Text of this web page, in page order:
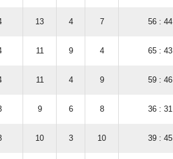
13 4 7 56 : 44
11 9 4 65 : 43
11 4 9 59 : 46
9 6 8 36 : 31
10 3 10 39 : 45